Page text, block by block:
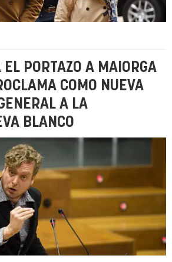
EL PORTAZO A MAIORGA
COMO NUEVA
A LA
BLANCO